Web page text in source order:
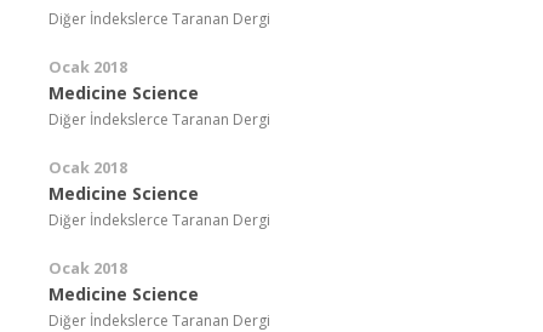
Diğer İndekslerce Taranan Dergi
Ocak 2018
Medicine Science
Diğer İndekslerce Taranan Dergi
Ocak 2018
Medicine Science
Diğer İndekslerce Taranan Dergi
Ocak 2018
Medicine Science
Diğer İndekslerce Taranan Dergi